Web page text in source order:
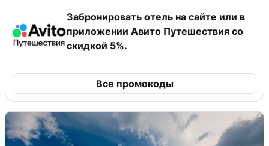
Забронировать отель на сайте или в
приложении Авито Путешествия со
скидкой 5%.
Все промокоды